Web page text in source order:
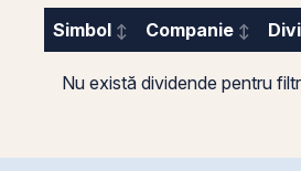
Simbol Companie
Nu există dividende pentru